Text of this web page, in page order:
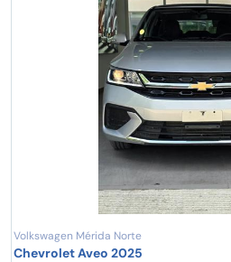
Volkswagen Mérida Norte
Chevrolet Aveo 2025